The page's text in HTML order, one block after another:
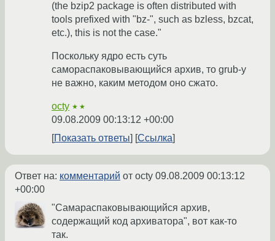
(the bzip2 package is often distributed with
tools prefixed with "bz-", such as bzless, bzcat,
etc.), this is not the case."
Поскольку ядро есть суть
самораспаковывающийся архив, то grub-у
не важно, каким методом оно сжато.
octy ★★
09.08.2009 00:13:12 +00:00
Показать ответы
Ссылка
Ответ на: комментарий от octy 09.08.2009 00:13:12
+00:00
"Самараспаковывающийся архив,
содержащий код архиватора", вот как-то
так.